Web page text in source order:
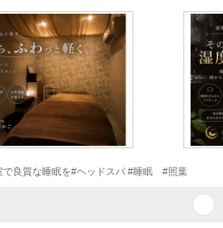
で良質な睡眠を#ヘッドスパ #睡眠 #照葉